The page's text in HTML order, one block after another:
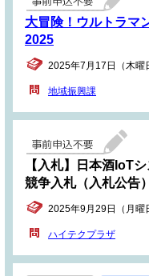
大冒険！ウルトラマ
2025
2025年7月17日（木曜
地域振興課
【入札】日本酒IoT
競争入札（入札公告
2025年9月29日（月曜
ハイテクプラザ